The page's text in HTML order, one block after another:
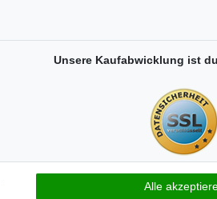
Unsere Kaufabwicklung ist
Alle